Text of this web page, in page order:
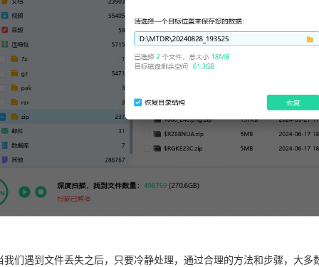
我们遇到文件丢失之后，只要冷静处理，通过合理的方法和步骤，大